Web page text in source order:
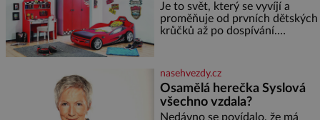
Je to svět, který se vyvíjí a
proměňuje od prvních dětských
krůčků až po dospívání.
soustředění i odpočinek a
reaguje na každou etapu života
a specifické potřeby dítěte. Pro
nejmenší je klíčová
jednoduchost, měkkost a
nasehvezdy.cz
Osamělá herečka Syslová
všechno vzdala?
Nedávno se povídalo, že má